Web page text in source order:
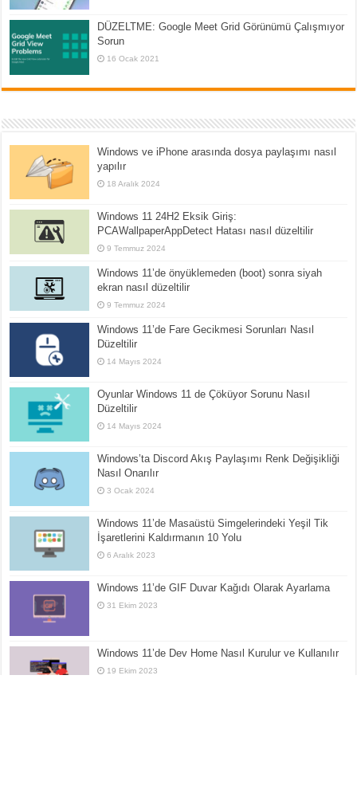
DÜZELTME: Google Meet Grid Görünümü Çalışmıyor
Sorun
16 Ocak 2021
Windows ve iPhone arasında dosya paylaşımı nasıl
yapılır
18 Aralık 2024
Windows 11 24H2 Eksik Giriş:
PCAWallpaperAppDetect Hatası nasıl düzeltilir
9 Temmuz 2024
Windows 11’de önyüklemeden (boot) sonra siyah
ekran nasıl düzeltilir
9 Temmuz 2024
Windows 11’de Fare Gecikmesi Sorunları Nasıl
Düzeltilir
14 Mayıs 2024
Oyunlar Windows 11 de Çöküyor Sorunu Nasıl
Düzeltilir
14 Mayıs 2024
Windows’ta Discord Akış Paylaşımı Renk Değişikliği
Nasıl Onarılır
3 Ocak 2024
Windows 11’de Masaüstü Simgelerindeki Yeşil Tik
İşaretlerini Kaldırmanın 10 Yolu
6 Aralık 2023
Windows 11’de GIF Duvar Kağıdı Olarak Ayarlama
31 Ekim 2023
Windows 11’de Dev Home Nasıl Kurulur ve Kullanılır
19 Ekim 2023